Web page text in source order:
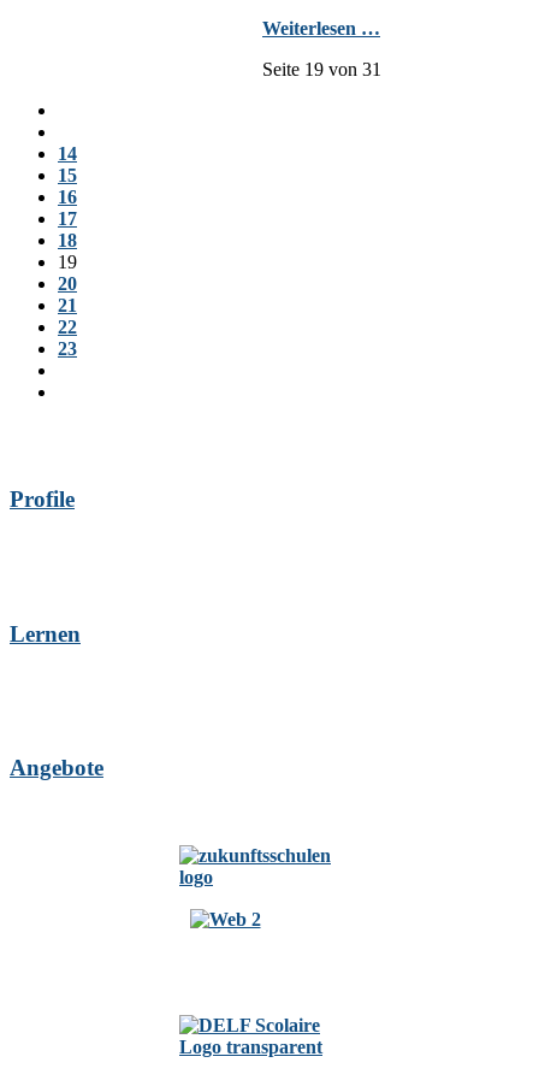
Weiterlesen …
Seite 19 von 31
14
15
16
17
18
19
20
21
22
23
Profile
Lernen
Angebote